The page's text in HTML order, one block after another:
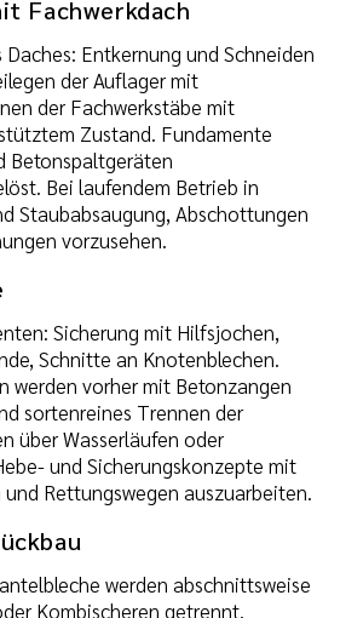
Fachwerkdach
Daches: Entkernung und Schneiden
der Auflager mit
der Fachwerkstäbe mit
Zustand. Fundamente
Betonspaltgeräten
Bei laufendem Betrieb in
Staubabsaugung, Abschottungen
vorzusehen.
Sicherung mit Hilfsjochen,
Schnitte an Knotenblechen.
werden vorher mit Betonzangen
sortenreines Trennen der
über Wasserläufen oder
und Sicherungskonzepte mit
Rettungswegen auszuarbeiten.
werden abschnittsweise
Kombischeren getrennt.